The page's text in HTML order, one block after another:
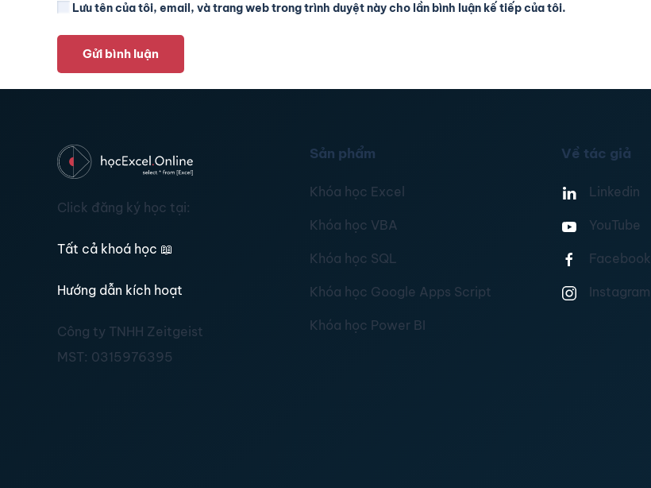
Lưu tên của tôi, email, và trang web trong trình duyệt này cho lần bình luận kế tiếp của tôi.
Gửi bình luận
Click đăng ký học tại:
Tất cả khoá học 📖
Hướng dẫn kích hoạt
Công ty TNHH Zeitgeist
MST: 0315976395
Sản phẩm
Khóa học Excel
Khóa học VBA
Khóa học SQL
Khóa học Google Apps Script
Khóa học Power BI
Về tác giả
Linkedin
YouTube
Facebook
Instagram